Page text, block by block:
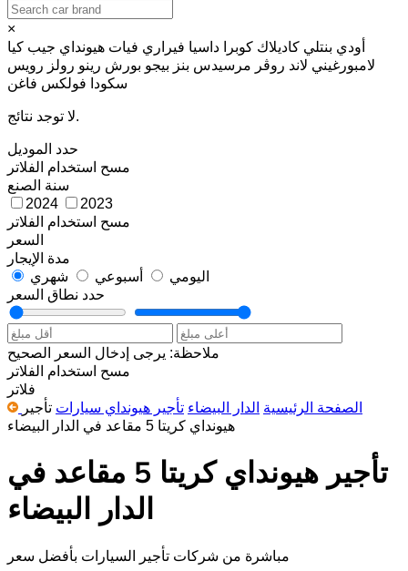
×
أودي بنتلي كاديلاك كوبرا داسيا فيراري فيات هيونداي جيب كيا
لامبورغيني لاند روڤر مرسيدس بنز بيجو بورش رينو رولز رويس
سكودا فولكس فاغن
لا توجد نتائج.
حدد الموديل
مسح استخدام الفلاتر
سنة الصنع
2024
2023
مسح استخدام الفلاتر
السعر
مدة الإيجار
اليومي
أسبوعي
شهري
حدد نطاق السعر
ملاحظة: يرجى إدخال السعر الصحيح
مسح استخدام الفلاتر
فلاتر
الصفحة الرئيسية الدار البيضاء تأجير هيونداي سيارات تأجير
هيونداي كريتا 5 مقاعد في الدار البيضاء
تأجير هيونداي كريتا 5 مقاعد في
الدار البيضاء
مباشرة من شركات تأجير السيارات بأفضل سعر